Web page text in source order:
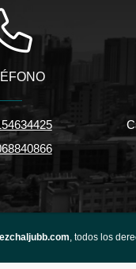
, todos los